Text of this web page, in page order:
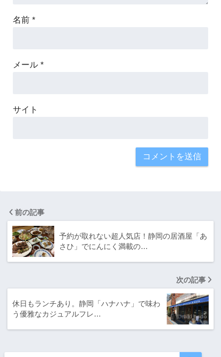
名前 *
メール *
サイト
前の記事
予約が取れない超人気店！静岡の居酒屋「あ
さひ」でにんにく満載の…
次の記事
休日もランチあり。静岡「ハナハナ」で味わ
う優雅なカジュアルフレ…